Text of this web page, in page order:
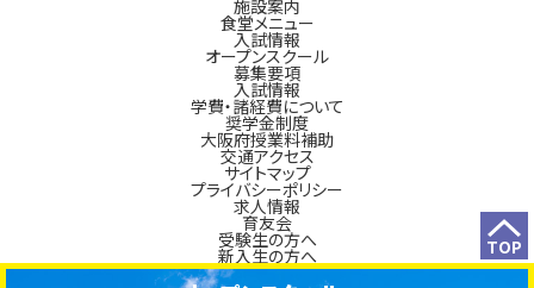
施設案内
食堂メニュー
入試情報
オープンスクール
募集要項
入試情報
学費・諸経費について
奨学金制度
大阪府授業料補助
交通アクセス
サイトマップ
プライバシーポリシー
求人情報
育友会
受験生の方へ
新入生の方へ
在校生の方へ
TOP